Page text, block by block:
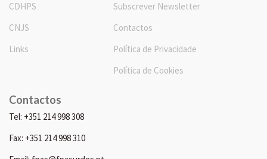
CDHPS
CNJS
Links
Subscrever Newsletter
Contactos
Política de Privacidade
Política de Cookies
Contactos
Tel: +351 214 998 308
Fax: +351 214 998 310